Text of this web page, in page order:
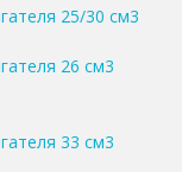
25/30 см3
26 см3
33 см3